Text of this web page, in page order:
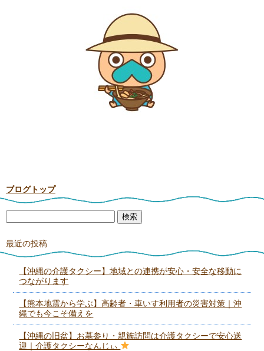
ブログトップ
最近の投稿
【沖縄の介護タクシー】地域との連携が安心・安全な移動に
つながります
【熊本地震から学ぶ】高齢者・車いす利用者の災害対策｜沖
縄でも今こそ備えを
【沖縄の旧盆】お墓参り・親族訪問は介護タクシーで安心送
迎｜介護タクシーなんじぃ